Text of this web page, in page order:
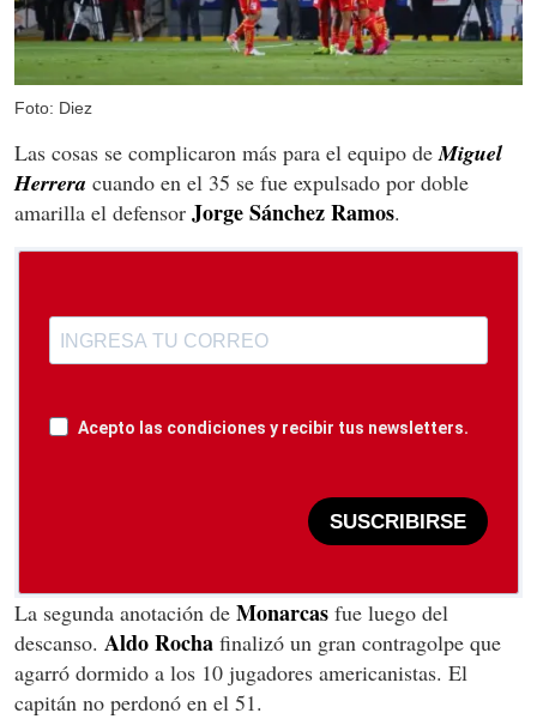
Foto: Diez
Las cosas se complicaron más para el equipo deMiguel
Herrera cuando en el 35 se fue expulsado por doble
amarilla el defensor Jorge Sánchez Ramos.
Acepto las condiciones y recibir tus newsletters.
SUSCRIBIRSE
La segunda anotación de Monarcas fue luego del
descanso. Aldo Rocha finalizó un gran contragolpe que
agarró dormido a los 10 jugadores americanistas. El
capitán no perdonó en el 51.